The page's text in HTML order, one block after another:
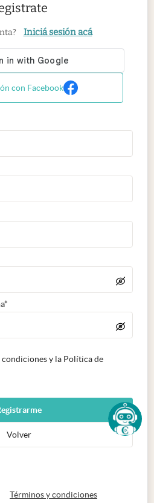
Iniciá sesión acá
con Facebook
y la Política de
Volver
en nueva pestaña
Términos y condicionesabre en nueva